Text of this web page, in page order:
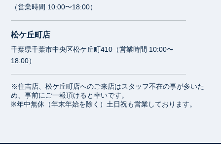
（営業時間 10:00〜18:00）
松ケ丘町店
千葉県千葉市中央区松ケ丘町410（営業時間 10:00〜
18:00）
※住吉店、松ケ丘町店へのご来店はスタッフ不在の事が多いた
め、事前にご一報頂けると幸いです。
※年中無休（年末年始を除く）土日祝も営業しております。